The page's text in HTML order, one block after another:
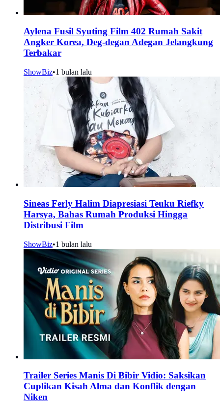
Aylena Fusil Syuting Film 402 Rumah Sakit
Angker Korea, Deg-degan Adegan Jelangkung
Terbakar
ShowBiz•1 bulan lalu
Sineas Ferly Halim Diapresiasi Teuku Riefky
Harsya, Bahas Rumah Produksi Hingga
Distribusi Film
ShowBiz•1 bulan lalu
Trailer Series Manis Di Bibir Vidio: Saksikan
Cuplikan Kisah Alma dan Konflik dengan
Niken